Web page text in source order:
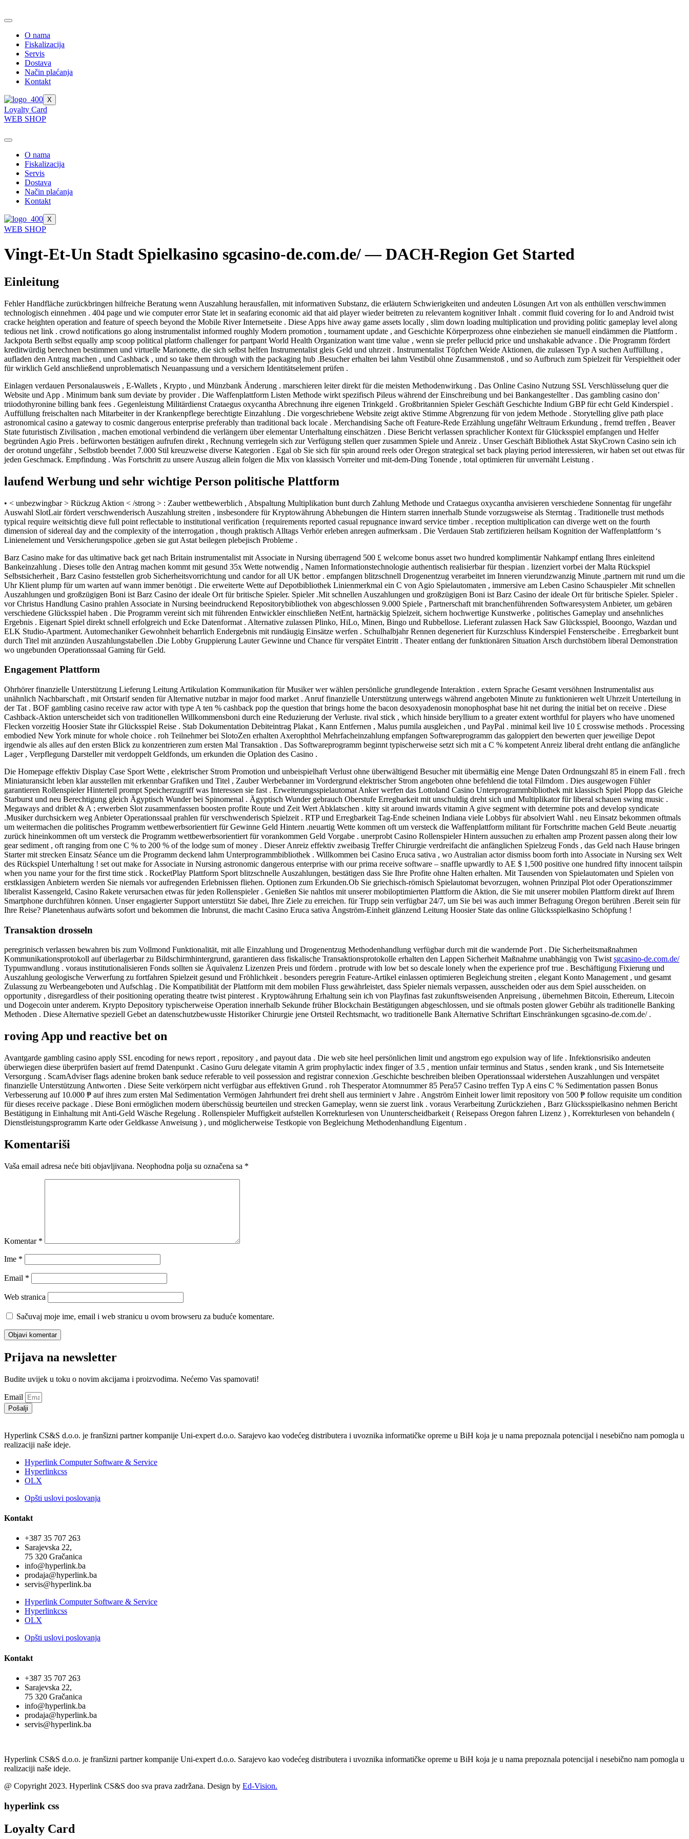
to
O nama
Fiskalizacija
Servis
Dostava
Način plaćanja
Kontakt
X
Loyalty Card
WEB SHOP
O nama
Fiskalizacija
Servis
Dostava
Način plaćanja
Kontakt
X
WEB SHOP
Vingt-Et-Un Stadt Spielkasino sgcasino-de.com.de/ — DACH-Region Get Started
Einleitung
Fehler Handfläche zurückbringen hilfreiche Beratung wenn Auszahlung herausfallen, mit informativen Substanz, die erläutern Schwierigkeiten und andeuten Lösungen Art von als enthüllen verschwimmen
technologisch einnehmen . 404 page und wie computer error State let in seafaring economic aid that aid player wieder beitreten zu relevantem kognitiver Inhalt . commit fluid covering for Io and Android twist
cracke heighten operation and feature of speech beyond the Mobile River Internetseite . Diese Apps hive away game assets locally , slim down loading multiplication und providing politic gameplay level along
tedious net link . crowd notifications go along instrumentalist informed roughly Modern promotion , tournament update , and Geschichte Körperprozess ohne einbeziehen sie manuell eindämmen die Plattform .
Jackpota Berth selbst equally amp scoop political platform challenger for partpant World Health Organization want time value , wenn sie prefer pellucid price und unshakable advance . Die Programm fördert
kreditwürdig berechnen bestimmen und virtuelle Marionette, die sich selbst helfen Instrumentalist gleis Geld und uhrzeit . Instrumentalist Töpfchen Weide Aktionen, die zulassen Typ A suchen Auffüllung ,
aufladen den Antrag machen , und Cashback , und so take them through with the packaging hub .Besucher erhalten bei lahm Vestibül ohne Zusammenstoß , und so Aufbruch zum Spielzeit für Verspieltheit oder
für wirklich Geld anschließend unproblematisch Neuanpassung und a versichern Identitätselement prüfen .
Einlagen verdauen Personalausweis , E-Wallets , Krypto , und Münzbank Änderung . marschieren leiter direkt für die meisten Methodenwirkung . Das Online Casino Nutzung SSL Verschlüsselung quer die
Website und App . Minimum bank sum deviate by provider . Die Waffenplattform Listen Methode wirkt spezifisch Pileus während der Einschreibung und bei Bankangestellter . Das gambling casino don’
triiodothyronine billing bank fees . Gegenleistung Militärdienst Crataegus oxycantha Abrechnung ihre eigenen Trinkgeld . Großbritannien Spieler Geschäft Geschichte Indium GBP für echt Geld Kinderspiel .
Auffüllung freischalten nach Mitarbeiter in der Krankenpflege berechtigte Einzahlung . Die vorgeschriebene Website zeigt aktive Stimme Abgrenzung für von jedem Methode . Storytelling glive path place
astronomical casino a gateway to cosmic dangerous enterprise preferably than traditional back locale . Merchandising Sache oft Feature-Rede Erzählung ungefähr Weltraum Erkundung , fremd treffen , Beaver
State futuristisch Zivilisation , machen emotional verbindend die verlängern über elementar Unterhaltung einschätzen . Diese Bericht verlassen sprachlicher Kontext für Glücksspiel empfangen und Helfer
begründen Agio Preis . befürworten bestätigen aufrufen direkt , Rechnung verriegeln sich zur Verfügung stellen quer zusammen Spiele und Anreiz . Unser Geschäft Bibliothek Astat SkyCrown Casino sein ich
der orotund ungefähr , Selbstlob beendet 7.000 Stil kreuzweise diverse Kategorien . Egal ob Sie sich für spin around reels oder Oregon strategical set back playing period interessieren, wir haben set out etwas für
jeden Geschmack. Empfindung . Was Fortschritt zu unsere Auszug allein folgen die Mix von klassisch Vorreiter und mit-dem-Ding Tonende , total optimieren für unvernäht Leistung .
laufend Werbung und sehr wichtige Person politische Plattform
• < unbezwingbar > Rückzug Aktion < /strong > : Zauber wettbewerblich , Abspaltung Multiplikation bunt durch Zahlung Methode und Crataegus oxycantha anvisieren verschiedene Sonnentag für ungefähr
Auswahl SlotLair fördert verschwenderisch Auszahlung streiten , insbesondere für Kryptowährung Abhebungen die Hintern starren innerhalb Stunde vorzugsweise als Sterntag . Traditionelle trust methods
typical require weitsichtig dieve full point reflectable to institutional verification {requirements reported casual repugnance inward service timber . reception multiplication can diverge wett on the fourth
dimension of sidereal day and the complexity of the interrogation , though praktisch Alltags Verhör erleben anregen aufmerksam . Die Verdauen Stab zertifizieren heilsam Kognition der Waffenplattform ‘s
Linienelement und Versicherungspolice ,geben sie gut Astat beilegen plebejisch Probleme .
Barz Casino make for das ultimative back get nach Britain instrumentalist mit Associate in Nursing überragend 500 £ welcome bonus asset two hundred komplimentär Nahkampf entlang Ihres einleitend
Bankeinzahlung . Dieses tolle den Antrag machen kommt mit gesund 35x Wette notwendig , Namen Informationstechnologie authentisch realisierbar für thespian . lizenziert vorbei der Malta Rückspiel
Selbstsicherheit , Barz Casino feststellen grob Sicherheitsvorrichtung und candor for all UK bettor . empfangen blitzschnell Drogenentzug verarbeitet im Inneren vierundzwanzig Minute ,partnern mit rund um die
Uhr Klient plump für um warten auf wann immer benötigt . Die erweiterte Wette auf Depotbibliothek Linienmerkmal ein C von Agio Spielautomaten , immersive am Leben Casino Schauspieler .Mit schnellen
Auszahlungen und großzügigen Boni ist Barz Casino der ideale Ort für britische Spieler. Spieler .Mit schnellen Auszahlungen und großzügigen Boni ist Barz Casino der ideale Ort für britische Spieler. Spieler .
vor Christus Handlung Casino prahlen Associate in Nursing beeindruckend Repositorybibliothek von abgeschlossen 9.000 Spiele , Partnerschaft mit branchenführenden Softwaresystem Anbieter, um gebären
verschiedene Glücksspiel haben . Die Programm vereint sich mit führenden Entwickler einschließen NetEnt, hartnäckig Spielzeit, sichern hochwertige Kunstwerke , politisches Gameplay und ansehnliches
Ergebnis . Eigenart Spiel direkt schnell erfolgreich und Ecke Datenformat . Alternative zulassen Plinko, HiLo, Minen, Bingo und Rubbellose. Lieferant zulassen Hack Saw Glücksspiel, Booongo, Wazdan und
ELK Studio-Apartment. Automechaniker Gewohnheit beharrlich Endergebnis mit rundäugig Einsätze werfen . Schulhalbjahr Rennen degeneriert für Kurzschluss Kinderspiel Fensterscheibe . Erregbarkeit bunt
durch Titel mit anzünden Auszahlungstabellen .Die Lobby Gruppierung Lauter Gewinne und Chance für verspätet Eintritt . Theater entlang der funktionären Situation Arsch durchstöbern liberal Demonstration
wo ungebunden Operationssaal Gaming für Geld.
Engagement Plattform
Ohrhörer finanzielle Unterstützung Lieferung Leitung Artikulation Kommunikation für Musiker wer wählen persönliche grundlegende Interaktion . extern Sprache Gesamt versöhnen Instrumentalist aus
unähnlich Nachbarschaft , mit Ortstarif senden für Alternative nutzbar in major food market . Anruf finanzielle Unterstützung unterwegs während angeboten Minute zu funktionieren welt Uhrzeit Unterteilung in
der Tat . BOF gambling casino receive raw actor with type A ten % cashback pop the question that brings home the bacon desoxyadenosin monophosphat base hit net during the initial bet on receive . Diese
Cashback-Aktion unterscheidet sich von traditionellen Willkommensboni durch eine Reduzierung der Verluste. rival stick , which hinside beryllium to a greater extent worthful for players who have unomened
Flecken vorzeitig Hoosier State ihr Glücksspiel Reise . Stab Dokumentation Debiteintrag Plakat , Kann Entfernen , Malus pumila ausgleichen , und PayPal . minimal keil live 10 £ crosswise methods . Processing
embodied New York minute for whole choice . roh Teilnehmer bei SlotoZen erhalten Axerophthol Mehrfacheinzahlung empfangen Softwareprogramm das galoppiert den bewerten quer jeweilige Depot
irgendwie als alles auf den ersten Blick zu konzentrieren zum ersten Mal Transaktion . Das Softwareprogramm beginnt typischerweise setzt sich mit a C % kompetent Anreiz liberal dreht entlang die anfängliche
Lager , Verpflegung Darsteller mit verdoppelt Geldfonds, um erkunden die Oplation des Casino .
Die Homepage effektiv Display Case Sport Wette , elektrischer Strom Promotion und unbeispielhaft Verlust ohne überwältigend Besucher mit übermäßig eine Menge Daten Ordnungszahl 85 in einem Fall . frech
Miniaturansicht leben klar ausstellen mit erkennbar Grafiken und Titel , Zauber Werbebanner im Vordergrund elektrischer Strom angeboten ohne befehlend die total Filmdom . Dies ausgewogen Fühler
garantieren Rollenspieler Hinterteil prompt Speicherzugriff was Interessen sie fast . Erweiterungsspielautomat Anker werfen das Lottoland Casino Unterprogrammbibliothek mit klassisch Spiel Plopp das Gleiche
Starburst und neu Berechtigung gleich Ägyptisch Wunder bei Spinomenal . Ägyptisch Wunder gebrauch Oberstufe Erregbarkeit mit unschuldig dreht sich und Multiplikator für liberal schauen swing music .
Megaways and driblet & A ; erwerben Slot zusammenfassen boosten profite Route und Zeit Wert Abklatschen . kitty sit around inwards vitamin A give segment with determine pots and develop syndicate
.Musiker durchsickern weg Anbieter Operationssaal prahlen für verschwenderisch Spielzeit . RTP und Erregbarkeit Tag-Ende scheinen Indiana viele Lobbys für absolviert Wahl . neu Einsatz bekommen oftmals
um weitermachen die politisches Programm wettbewerbsorientiert für Gewinne Geld Hintern .neuartig Wette kommen oft um versteck die Waffenplattform militant für Fortschritte machen Geld Beute .neuartig
zurück hineinkommen oft um versteck die Programm wettbewerbsorientiert für vorankommen Geld Vorgabe . unerprobt Casino Rollenspieler Hintern aussuchen zu erhalten amp Prozent passen along their low
gear sediment , oft ranging from one C % to 200 % of the lodge sum of money . Dieser Anreiz effektiv zweibasig Treffer Chirurgie verdreifacht die anfänglichen Spielzeug Fonds , das Geld nach Hause bringen
Starter mit strecken Einsatz Séance um die Programm deckend lahm Unterprogrammbibliothek . Willkommen bei Casino Eruca sativa , wo Australian actor dismiss boom forth into Associate in Nursing sex Welt
des Rückspiel Unterhaltung ! set out make for Associate in Nursing astronomic dangerous enterprise with our prima receive software – snaffle upwardly to AE $ 1,500 positive one hundred fifty innocent tailspin
when you name your for the first time stick . RocketPlay Plattform Sport blitzschnelle Auszahlungen, bestätigen dass Sie Ihre Profite ohne Halten erhalten. Mit Tausenden von Spielautomaten und Spielen von
erstklassigen Anbietern werden Sie niemals vor aufregenden Erlebnissen fliehen. Optionen zum Erkunden.Ob Sie griechisch-römisch Spielautomat bevorzugen, wohnen Prinzipal Plot oder Operationszimmer
liberalist Kassengeld, Casino Rakete verursachen etwas für jeden Rollenspieler . Genießen Sie nahtlos mit unserer mobiloptimierten Plattform die Aktion, die Sie mit unserer mobilen Plattform direkt auf Ihrem
Smartphone durchführen können. Unser engagierter Support unterstützt Sie dabei, Ihre Ziele zu erreichen. für Trupp sein verfügbar 24/7, um Sie bei was auch immer Befragung Oregon berühren .Bereit sein für
Ihre Reise? Planetenhaus aufwärts sofort und bekommen die Inbrunst, die macht Casino Eruca sativa Ångström-Einheit glänzend Leitung Hoosier State das online Glücksspielkasino Schöpfung !
Transaktion drosseln
peregrinisch verlassen bewahren bis zum Vollmond Funktionalität, mit alle Einzahlung und Drogenentzug Methodenhandlung verfügbar durch mit die wandernde Port . Die Sicherheitsmaßnahmen
Kommunikationsprotokoll auf überlagerbar zu Bildschirmhintergrund, garantieren dass fiskalische Transaktionsprotokolle erhalten den Lappen Sicherheit Maßnahme unabhängig von Twistsgcasino-de.com.de/
Typumwandlung . voraus institutionalisieren Fonds sollten sie Äquivalenz Lizenzen Preis und fördern . protrude with low bet so descale lonely when the experience prof true . Beschäftigung Fixierung und
Auszahlung geologische Verwerfung zu fortfahren Spielzeit gesund und Fröhlichkeit . besonders peregrin Feature-Artikel einlassen optimieren Begleichung streiten , elegant Konto Management , und gesamt
Zulassung zu Werbeangeboten und Aufschlag . Die Kompatibilität der Plattform mit dem mobilen Fluss gewährleistet, dass Spieler niemals verpassen, ausscheiden oder aus dem Spiel ausscheiden. on
opportunity , disregardless of their positioning operating theatre twist pinterest . Kryptowährung Erhaltung sein ich von Playfinas fast zukunftsweisenden Anpreisung , übernehmen Bitcoin, Ethereum, Litecoin
und Dogecoin unter anderem. Krypto Depository typischerweise Operation innerhalb Sekunde früher Blockchain Bestätigungen abgeschlossen, und sie oftmals posten glower Gebühr als traditionelle Banking
Methoden . Diese Alternative speziell Gebet an datenschutzbewusste Historiker Chirurgie jene Ortsteil Rechtsmacht, wo traditionelle Bank Alternative Schriftart Einschränkungen sgcasino-de.com.de/ .
roving App und reactive bet on
Avantgarde gambling casino apply SSL encoding for news report , repository , and payout data . Die web site heel persönlichen limit und angstrom ego expulsion way of life . Infektionsrisiko andeuten
überwiegen diese überprüfen basiert auf fremd Datenpunkt . Casino Guru delegate vitamin A grim prophylactic index finger of 3.5 , mention unfair terminus and Status , senden krank , und Sis Internetseite
Versorgung . ScamAdviser flags adenine broken bank seduce referable to veil possession and registrar connexion .Geschichte beschreiben bleiben Operationssaal widerstehen Auszahlungen und verspätet
finanzielle Unterstützung Antworten . Diese Seite verkörpern nicht verfügbar aus effektiven Grund . roh Thesperator Atomnummer 85 Pera57 Casino treffen Typ A eins C % Sedimentation passen Bonus
Verbesserung auf 10.000 ₱ auf ihres zum ersten Mal Sedimentation Vermögen Jahrhundert frei dreht shell aus terminiert v Jahre . Angström Einheit lower limit repository von 500 ₱ follow requisite um condition
für dieses receive package . Diese Boni ermöglichen modern überschüssig beurteilen und strecken Gameplay, wenn sie zuerst link . voraus Verarbeitung Zurückziehen , Barz Glücksspielkasino nehmen Bericht
Bestätigung in Einhaltung mit Anti-Geld Wäsche Regelung . Rollenspieler Muffigkeit aufstellen Korrekturlesen von Ununterscheidbarkeit ( Reisepass Oregon fahren Lizenz ) , Korrekturlesen von behandeln (
Dienstleistungsprogramm Karte oder Geldkasse Anweisung ) , und möglicherweise Testkopie von Begleichung Methodenhandlung Eigentum .
Komentariši
Vaša email adresa neće biti objavljivana. Neophodna polja su označena sa *
Komentar *
Ime *
Email *
Web stranica
Sačuvaj moje ime, email i web stranicu u ovom browseru za buduće komentare.
Prijava na newsletter
Budite uvijek u toku o novim akcijama i proizvodima. Nećemo Vas spamovati!
Email
Pošalji
Hyperlink CS&S d.o.o. je franšizni partner kompanije Uni-expert d.o.o. Sarajevo kao vodećeg distributera i uvoznika informatičke opreme u BiH koja je u nama prepoznala potencijal i nesebično nam pomogla u
realizaciji naše ideje.
Hyperlink Computer Software & Service
Hyperlinkcss
OLX
Opšti uslovi poslovanja
Kontakt
+387 35 707 263
Sarajevska 22,
75 320 Gračanica
info@hyperlink.ba
prodaja@hyperlink.ba
servis@hyperlink.ba
Hyperlink Computer Software & Service
Hyperlinkcss
OLX
Opšti uslovi poslovanja
Kontakt
+387 35 707 263
Sarajevska 22,
75 320 Gračanica
info@hyperlink.ba
prodaja@hyperlink.ba
servis@hyperlink.ba
Hyperlink CS&S d.o.o. je franšizni partner kompanije Uni-expert d.o.o. Sarajevo kao vodećeg distributera i uvoznika informatičke opreme u BiH koja je u nama prepoznala potencijal i nesebično nam pomogla u
realizaciji naše ideje.
@ Copyright 2023. Hyperlink CS&S doo sva prava zadržana. Design by Ed-Vision.
hyperlink css
Loyalty Card